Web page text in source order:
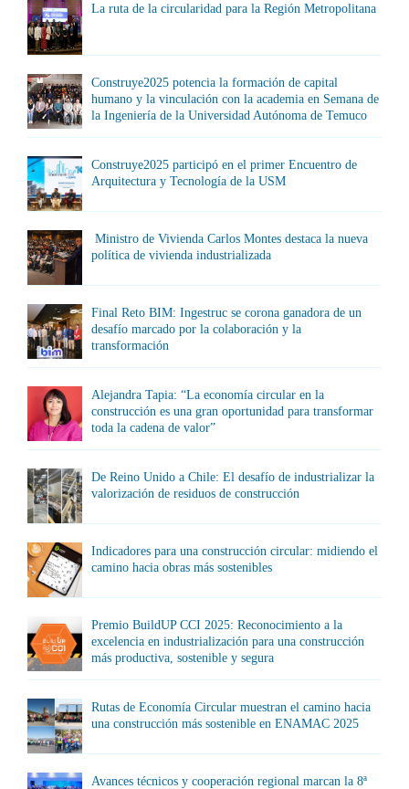
La ruta de la circularidad para la Región Metropolitana
Construye2025 potencia la formación de capital
humano y la vinculación con la academia en Semana de
la Ingeniería de la Universidad Autónoma de Temuco
Construye2025 participó en el primer Encuentro de
Arquitectura y Tecnología de la USM
Ministro de Vivienda Carlos Montes destaca la nueva
política de vivienda industrializada
Final Reto BIM: Ingestruc se corona ganadora de un
desafío marcado por la colaboración y la
transformación
Alejandra Tapia: “La economía circular en la
construcción es una gran oportunidad para transformar
toda la cadena de valor”
De Reino Unido a Chile: El desafío de industrializar la
valorización de residuos de construcción
Indicadores para una construcción circular: midiendo el
camino hacia obras más sostenibles
Premio BuildUP CCI 2025: Reconocimiento a la
excelencia en industrialización para una construcción
más productiva, sostenible y segura
Rutas de Economía Circular muestran el camino hacia
una construcción más sostenible en ENAMAC 2025
Avances técnicos y cooperación regional marcan la 8ª